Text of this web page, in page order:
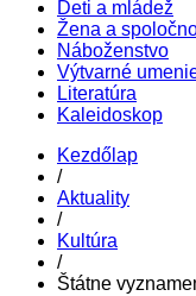
Deti a mládež
Žena a
Náboženstvo
Výtvarné
Literatúra
Kaleidoskop
Kezdőlap
/
Aktuality
/
Kultúra
/
Štátne